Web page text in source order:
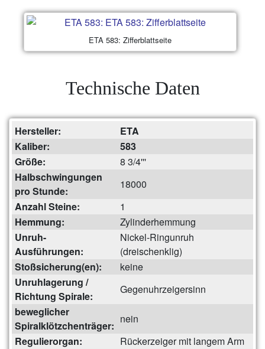
ETA 583: Zifferblattseite
Technische Daten
Hersteller:
ETA
Kaliber:
583
Größe:
8 3/4'''
Halbschwingungen
pro Stunde:
18000
Anzahl Steine:
1
Hemmung:
Zylinderhemmung
Unruh-
Ausführungen:
Nickel-Ringunruh
(dreischenklig)
Stoßsicherung(en):
keine
Unruhlagerung /
Richtung Spirale:
Gegenuhrzeigersinn
beweglicher
Spiralklötzchenträger:
nein
Regulierorgan:
Rückerzeiger mit langem Arm